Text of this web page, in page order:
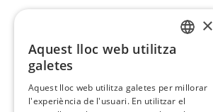
×
Aquest lloc web utilitza
galetes
Aquest lloc web utilitza galetes per millorar
l'experiència de l'usuari. En utilitzar el